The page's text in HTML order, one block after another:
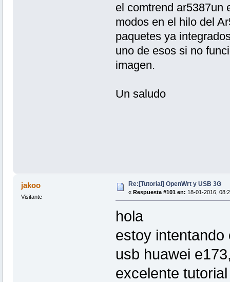
el comtrend ar5387un
modos en el hilo del
paquetes ya
uno de esos si no
imagen.
Un saludo
jakoo
Visitante
Re:[Tutorial] OpenWrt y USB 3G
« Respuesta #101 en: 18-01-2016,
hola
estoy
usb huawei
excelente